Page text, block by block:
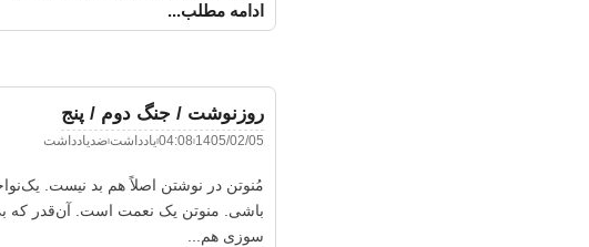
ادامه مطلب...
روزنوشت / جنگ دوم / پنج
1405/02/05
04:08یادداشتضدیادداشت
مُنوتن در نوشتن اصلاً هم بد نیست.
باشی. منوتن یک نعمت است. آن‌قدر که
سوزی هم...